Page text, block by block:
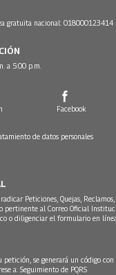
gratuita nacional: 018000123414
a 5:00 p.m.
Facebook
de datos personales
Peticiones, Quejas,
al Correo Oficial
o diligenciar el formulario en
petición, se generará un código
a: Seguimiento de PQRS